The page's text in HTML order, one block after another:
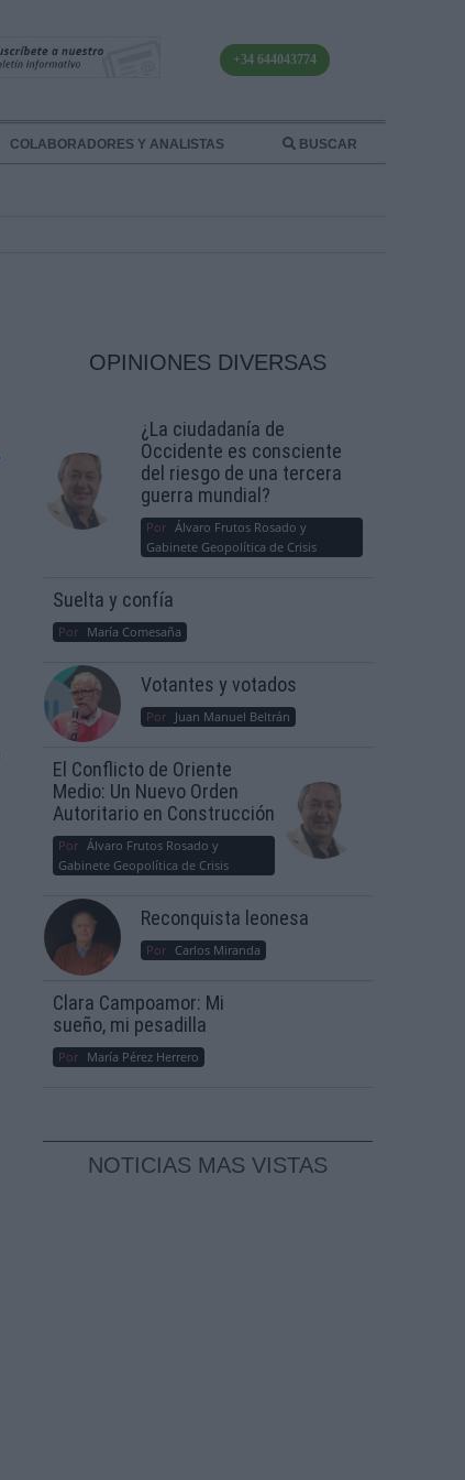
+34 644043774
COLABORADORES Y ANALISTAS BUSCAR
OPINIONES DIVERSAS
¿La ciudadanía de
Occidente es consciente
del riesgo de una tercera
guerra mundial?
Por Álvaro Frutos Rosado y
Gabinete Geopolítica de Crisis
Suelta y confía
Por María Comesaña
Votantes y votados
Por Juan Manuel Beltrán
El Conflicto de Oriente
Medio: Un Nuevo Orden
Autoritario en Construcción
Por Álvaro Frutos Rosado y
Gabinete Geopolítica de Crisis
Reconquista leonesa
Por Carlos Miranda
Clara Campoamor: Mi
sueño, mi pesadilla
Por María Pérez Herrero
NOTICIAS MAS VISTAS